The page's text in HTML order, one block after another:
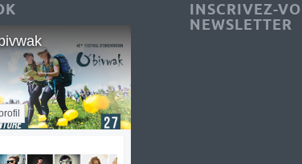
INSCRIVEZ-
NEWSLETTER